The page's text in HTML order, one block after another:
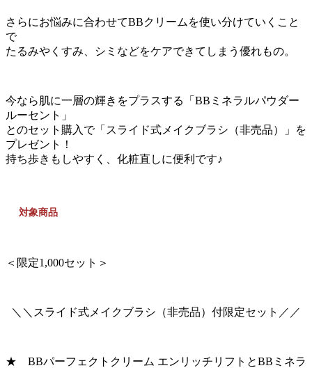
さらにお悩みに合わせてBBクリームを使い分けていくこと
で
たるみやくすみ、シミなどをケアできてしまう優れもの。
今なら肌に一層の輝きをプラスする「BBミネラルパウダー
ルーセント」
とのセット購入で「スライド式メイクブラシ（非売品）」を
プレゼント！
持ち歩きもしやすく、化粧直しに便利です♪
対象商品
＜限定1,000セット＞
＼＼スライド式メイクブラシ（非売品）付限定セット／／
★ BBパーフェクトクリーム エンリッチリフトとBBミネラ